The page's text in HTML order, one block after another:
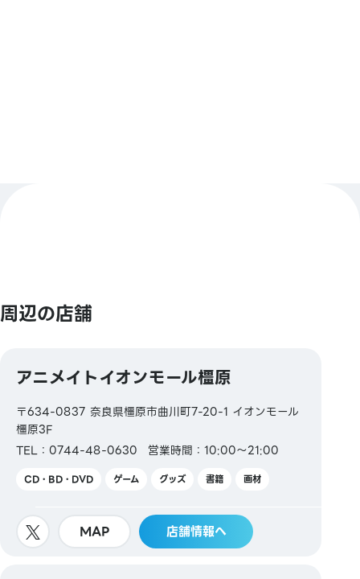
QUICPay／楽天Edy
Kitaca／Suica／PASMO／TOICA／manaca／
【ギフトカード・商品券】
JCBギフトカード
周辺の店舗
アニメイトイオンモール橿原
〒634-0837 奈良県橿原市曲川町7-20-1 イオンモール
橿原3F
TEL：0744-48-0630
営業時間：10:00～21:00
CD・BD・DVD ゲーム グッズ 書籍 画材
MAP 店舗情報へ